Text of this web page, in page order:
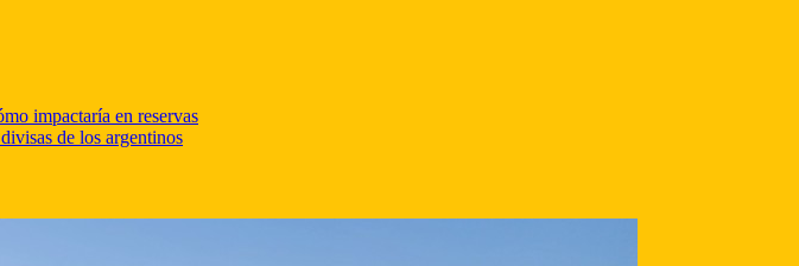
impactaría en reservas
de los argentinos